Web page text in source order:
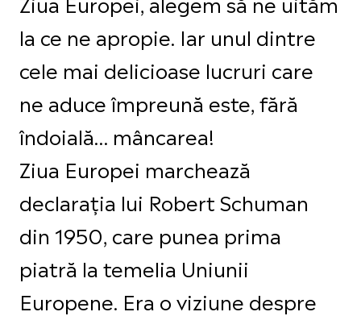
la ce ne apropie. Iar unul dintre
cele mai delicioase lucruri care
ne aduce împreună este, fără
îndoială… mâncarea!
Ziua Europei marchează
declarația lui Robert Schuman
din 1950, care punea prima
piatră la temelia Uniunii
Europene. Era o viziune despre